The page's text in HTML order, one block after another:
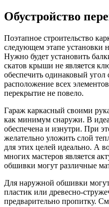
Обустройство
Поэтапное строительство
следующем этапе установки
Нужно будет установить
скатов крыши не является
обеспечить одинаковый
расположение всех
перекрытие не повело.
Гараж каркасный своими
как минимум снаружи. В
обеспечена и изнутри. При
желательно уложить слой
для этих целей идеально. А
многих мастеров является
обшивки могут различные
Для наружной обшивки
пластик или древесно-
предварительно пропитку.